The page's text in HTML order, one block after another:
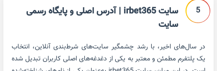
5
سایت irbet365 | آدرس اصلی و پایگاه رسمی
سایت
در سال‌های اخیر، با رشد چشمگیر سایت‌های شرط‌بندی آنلاین، انتخاب
یک پلتفرم مطمئن و معتبر به یکی از دغدغه‌های اصلی کاربران تبدیل شده